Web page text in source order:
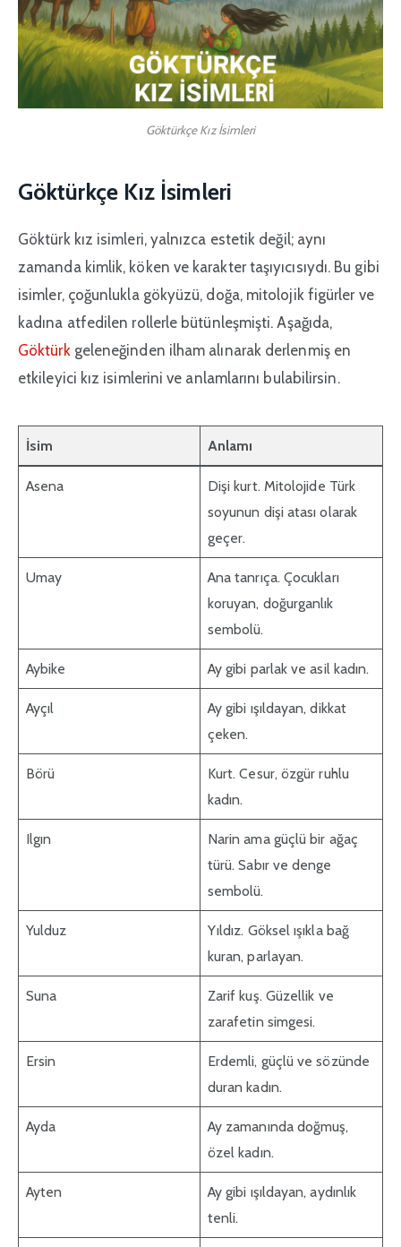
Göktürkçe Kız İsimleri
Göktürkçe Kız İsimleri
Göktürk kız isimleri, yalnızca estetik değil; aynı
zamanda kimlik, köken ve karakter taşıyıcısıydı. Bu gibi
isimler, çoğunlukla gökyüzü, doğa, mitolojik figürler ve
kadına atfedilen rollerle bütünleşmişti. Aşağıda,
Göktürk geleneğinden ilham alınarak derlenmiş en
etkileyici kız isimlerini ve anlamlarını bulabilirsin.
İsim Anlamı
Asena
Dişi kurt. Mitolojide Türk
soyunun dişi atası olarak
geçer.
Umay
Ana tanrıça. Çocukları
koruyan, doğurganlık
sembolü.
Aybike Ay gibi parlak ve asil kadın.
Ayçıl
Ay gibi ışıldayan, dikkat
çeken.
Börü
Kurt. Cesur, özgür ruhlu
kadın.
Ilgın
Narin ama güçlü bir ağaç
türü. Sabır ve denge
sembolü.
Yulduz
Yıldız. Göksel ışıkla bağ
kuran, parlayan.
Suna
Zarif kuş. Güzellik ve
zarafetin simgesi.
Ersin
Erdemli, güçlü ve sözünde
duran kadın.
Ayda
Ay zamanında doğmuş,
özel kadın.
Ayten
Ay gibi ışıldayan, aydınlık
tenli.